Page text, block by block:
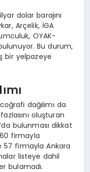
dolar barajını
Arçelik, İGA
OYAK-
Bu durum,
bir yelpazeye
dağılımı da
oluşturan
bulunması dikkat
firmayla
57 firmayla Ankara
listeye dahil
bulamadı.